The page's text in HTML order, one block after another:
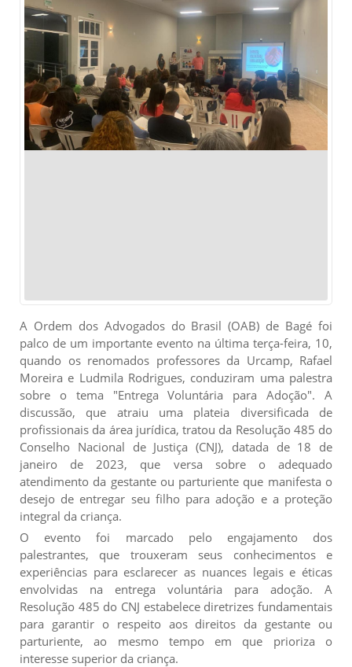
A Ordem dos Advogados do Brasil (OAB) de Bagé foi
palco de um importante evento na última terça-feira, 10,
quando os renomados professores da Urcamp, Rafael
Moreira e Ludmila Rodrigues, conduziram uma palestra
sobre o tema "Entrega Voluntária para Adoção". A
discussão, que atraiu uma plateia diversificada de
profissionais da área jurídica, tratou da Resolução 485 do
Conselho Nacional de Justiça (CNJ), datada de 18 de
janeiro de 2023, que versa sobre o adequado
atendimento da gestante ou parturiente que manifesta o
desejo de entregar seu filho para adoção e a proteção
integral da criança.
O evento foi marcado pelo engajamento dos
palestrantes, que trouxeram seus conhecimentos e
experiências para esclarecer as nuances legais e éticas
envolvidas na entrega voluntária para adoção. A
Resolução 485 do CNJ estabelece diretrizes fundamentais
para garantir o respeito aos direitos da gestante ou
parturiente, ao mesmo tempo em que prioriza o
interesse superior da criança.